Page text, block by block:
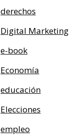
derechos
Digital Marketing
e-book
Economía
educación
Elecciones
empleo